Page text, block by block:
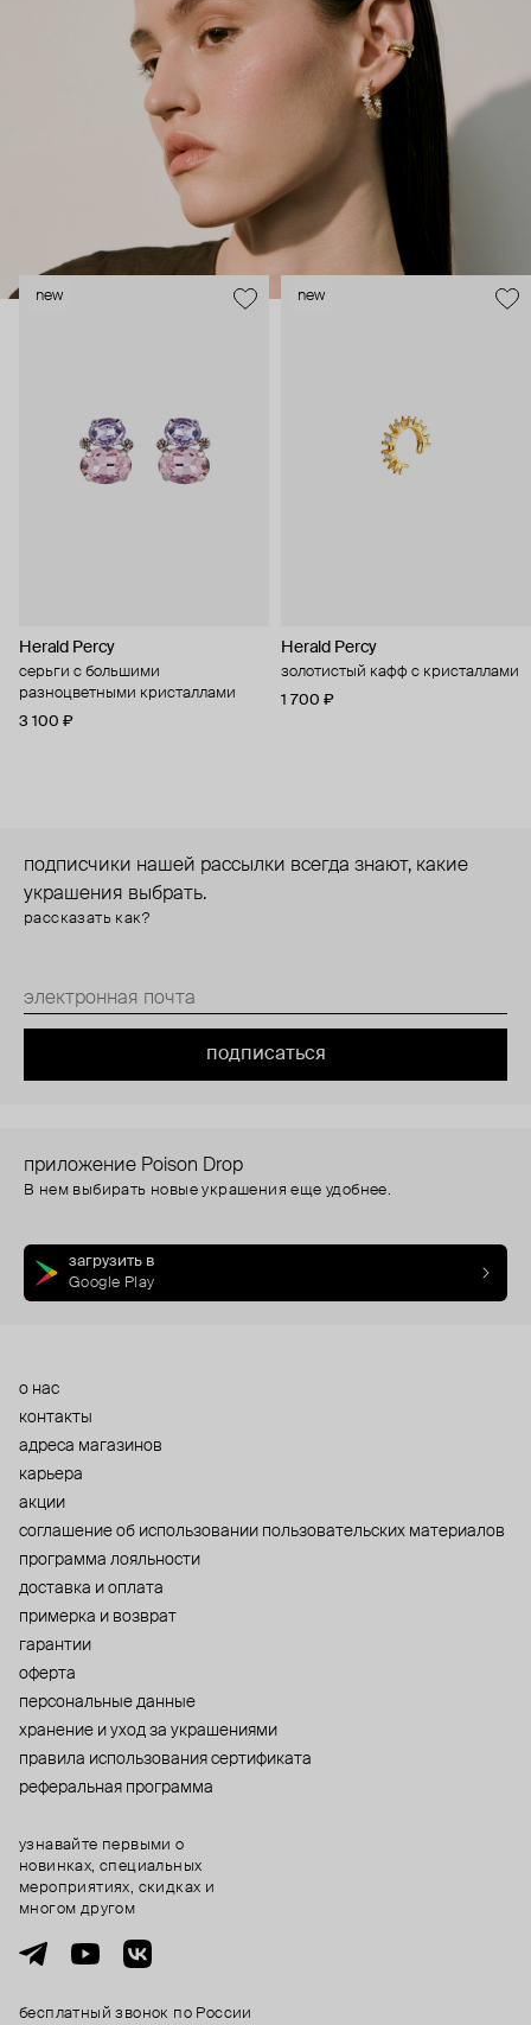
нужно как минимум 25 часов в сутках, чтобы все успеть, и
внушительный арсенал украшений, чтобы, поменяв серьги,
поехать на вечеринку сразу из офиса.
new
Herald Percy
серьги с большими
разноцветными кристаллами
3 100 ₽
new
Herald Percy
золотистый кафф с кристаллами
1 700 ₽
подписчики нашей рассылки всегда знают, какие
украшения выбрать.
рассказать как?
подписаться
приложение Poison Drop
В нем выбирать новые украшения еще удобнее.
загрузить в
Google Play
о нас
контакты
адреса магазинов
карьера
акции
cоглашение об использовании пользовательских материалов
программа лояльности
доставка и оплата
примерка и возврат
гарантии
оферта
персональные данные
хранение и уход за украшениями
правила использования сертификата
реферальная программа
бесплатный звонок по России
узнавайте первыми о
новинках, специальных
мероприятиях, скидках и
многом другом